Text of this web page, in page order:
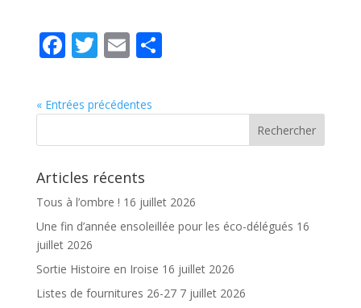
F
e
b
o
o
k
T
itt
er
E
ai
l
P
g
er
« Entrées précédentes
Articles récents
Tous à l’ombre ! 16 juillet 2026
Une fin d’année ensoleillée pour les éco-délégués 16
juillet 2026
Sortie Histoire en Iroise 16 juillet 2026
Listes de fournitures 26-27 7 juillet 2026